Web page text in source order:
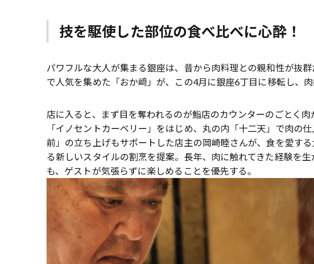
技を駆使した部位の食べ比べに心酔！
パワフルな大人が集まる銀座は、昔から肉料理との親和性が抜
で人気を集めた「おか﨑」が、この4月に銀座6丁目に移転し、
店に入ると、まず目を奪われるのが鮨店のカウンターのごとく
「イノセントカーベリー」をはじめ、丸の内「十二天」で肉の
前」の立ち上げもサポートした店主の岡崎睦さんが、食を愛す
る新しいスタイルの割烹を提案。長年、肉に触れてきた経験を
も、ゲストが気張らずに楽しめることを優先する。